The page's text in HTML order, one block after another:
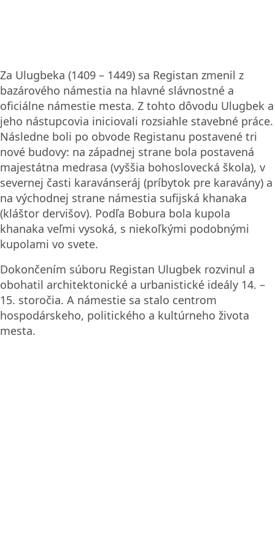
Za Ulugbeka (1409 – 1449) sa Registan zmenil z
bazárového námestia na hlavné slávnostné a
oficiálne námestie mesta. Z tohto dôvodu Ulugbek a
jeho nástupcovia iniciovali rozsiahle stavebné práce.
Následne boli po obvode Registanu postavené tri
nové budovy: na západnej strane bola postavená
majestátna medrasa (vyššia bohoslovecká škola), v
severnej časti karavánseráj (príbytok pre karavány) a
na východnej strane námestia sufijská khanaka
(kláštor dervišov). Podľa Bobura bola kupola
khanaka veľmi vysoká, s niekoľkými podobnými
kupolami vo svete.
Dokončením súboru Registan Ulugbek rozvinul a
obohatil architektonické a urbanistické ideály 14. –
15. storočia. A námestie sa stalo centrom
hospodárskeho, politického a kultúrneho života
mesta.